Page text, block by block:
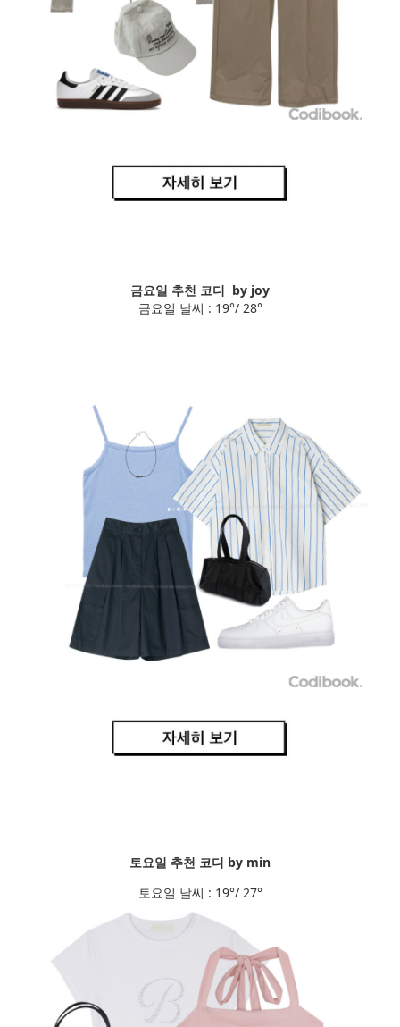
금요일 추천 코디 by joy
금요일 날씨 : 19°/ 28°
토요일 추천 코디 by min
토요일 날씨 : 19°/ 27°